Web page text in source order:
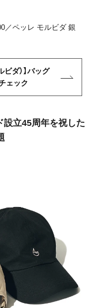
／ペッレ モルビダ 銀
ダ）】バッグ
ェック
設立45周年を祝した